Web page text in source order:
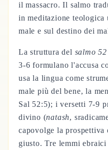
il massacro. Il salmo
in meditazione teologica
male e sul destino dei
La struttura del salmo
3-6 formulano l'accusa
usa la lingua come
male più del bene, la
Sal 52:5); i versetti 7-9
divino (natash,
capovolge la prospettiva
giusto. Tre lemmi